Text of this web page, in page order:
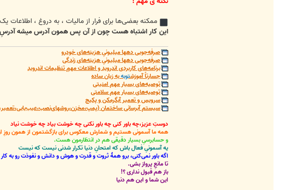
ممکنه بعضی‌ها برای فرار از مالیات ، به دروغ ،
این کار اشتباه هست چون از آن پس همون آدرس میشه
صرفه‌جویی دهها میلیونیِ هزینه‌های خودرو
صرفه‌جویی دهها میلیونیِ هزینه‌های زندگی
برنامه‌های کاربردی اندروید و اطلاعات مهمِ تنظیمات اندروید
جسارتاً آموزشتوبهبه زبان ساده
توصیه‌های بسیار مهم امنیتی
توصیه‌های بسیار مهم سلامتی
سرویس و تعمیر آبگرمکن و پکیج
سیستم آبرسانی ساختمان
دوستِ عزیز،چه باور کنی چه باور نکنی چه خوشت بیاد چه خوشت نیاد
همه ما آسمونی هستیم و شمارش معکوس برای بازگشتمون از همون روزِ
و حسابرسیِ بسیار دقیقی هم در انتظارمون هست.
یه آسمونیِ فعال باش که امتحانِ دنیا تکرار شدنی نیست که نیست
اگه باور نمی‌کنی، برو همۀ ثروت و قدرت و هوش و دانش و نفوذت رو به کار
تا مانعِ پرواز بشی.
باز هم قبول نداری ؟!
این شما و این هم دنیا